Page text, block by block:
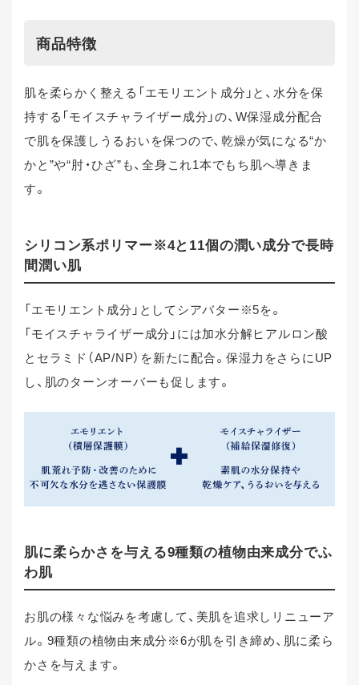
商品特徴
肌を柔らかく整える「エモリエント成分」と、水分を保
持する「モイスチャライザー成分」の、W保湿成分配合
で肌を保護しうるおいを保つので、乾燥が気になる“か
かと”や“肘・ひざ”も、全身これ1本でもち肌へ導きま
す。
シリコン系ポリマー※4と11個の潤い成分で長時
間潤い肌
「エモリエント成分」としてシアバター※5を。
「モイスチャライザー成分」には加水分解ヒアルロン酸
とセラミド（AP/NP）を新たに配合。保湿力をさらにUP
し、肌のターンオーバーも促します。
肌に柔らかさを与える9種類の植物由来成分でふ
わ肌
お肌の様々な悩みを考慮して、美肌を追求しリニューア
ル。9種類の植物由来成分※6が肌を引き締め、肌に柔ら
かさを与えます。